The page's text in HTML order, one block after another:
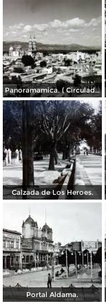
Panoramamica. ( Circulada el 6 de Febrero de 1947 ).
Calzada de Los Heroes.
Portal Aldama.